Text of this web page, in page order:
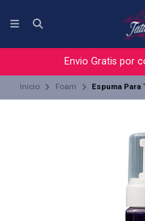
Envio Gratis por
Inicio Foam Espuma Para